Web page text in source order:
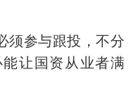
须参与跟投，不分
让国资从业者满